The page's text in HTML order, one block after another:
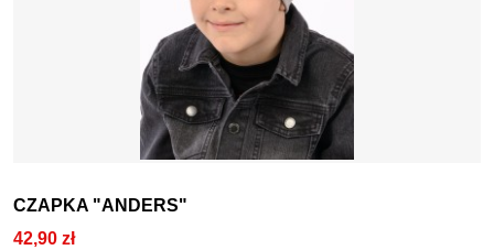
CZAPKA "ANDERS"
42,90 zł